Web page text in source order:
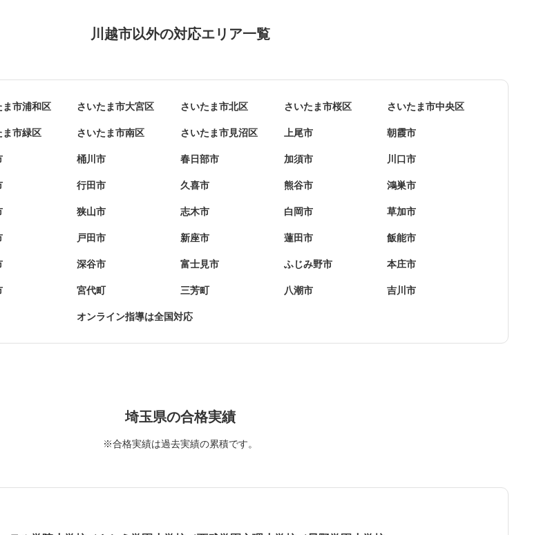
川越市以外の対応エリア一覧
ま市浦和区 さいたま市大宮区 さいたま市北区 さいたま市桜区 さいたま市中央区
ま市緑区 さいたま市南区 さいたま市見沼区 上尾市 朝霞市
桶川市 春日部市 加須市 川口市
行田市 久喜市 熊谷市 鴻巣市
狭山市 志木市 白岡市 草加市
戸田市 新座市 蓮田市 飯能市
深谷市 富士見市 ふじみ野市 本庄市
宮代町 三芳町 八潮市 吉川市
オンライン指導は全国対応
埼玉県の合格実績
※合格実績は過去実績の累積です。